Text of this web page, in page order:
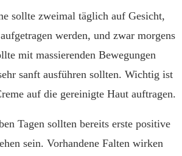
sollte zweimal täglich auf Gesicht,
werden, und zwar morgens
mit massierenden Bewegungen
sanft ausführen sollten. Wichtig ist
auf die gereinigte Haut auftragen.
Tagen sollten bereits erste positive
sein. Vorhandene Falten wirken